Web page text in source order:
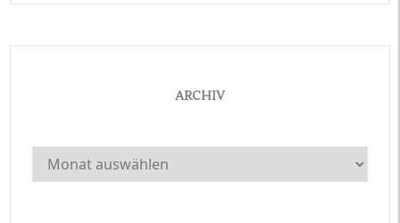
ARCHIV
Archiv